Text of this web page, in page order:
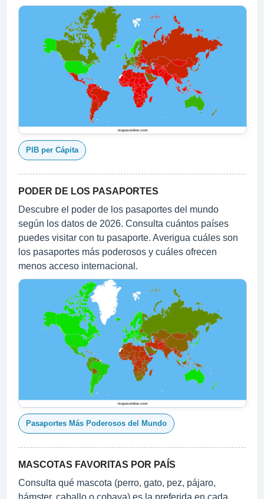
PIB per Cápita
PODER DE LOS PASAPORTES
Descubre el poder de los pasaportes del mundo
según los datos de 2026. Consulta cuántos países
puedes visitar con tu pasaporte. Averigua cuáles son
los pasaportes más poderosos y cuáles ofrecen
menos acceso internacional.
Pasaportes Más Poderosos del Mundo
MASCOTAS FAVORITAS POR PAÍS
Consulta qué mascota (perro, gato, pez, pájaro,
hámster, caballo o cobaya) es la preferida en cada